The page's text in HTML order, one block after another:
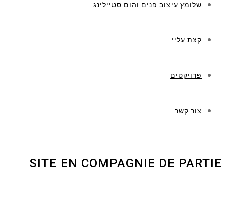
שלומץ עיצוב פנים והום סטיילינג
קצת עליי
פרויקטים
צור קשר
SITE EN COMPAGNIE DE PARTIE